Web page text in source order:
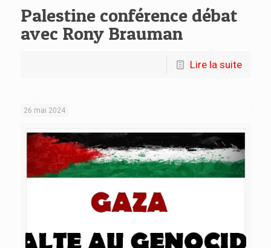
Palestine conférence débat
avec Rony Brauman
Lire la suite
26 mai 2024